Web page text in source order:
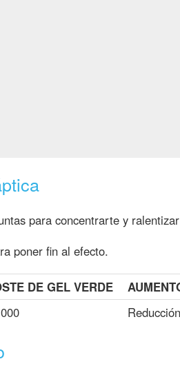
para concentrarte y
poner fin al efecto.
DE GEL VERDE